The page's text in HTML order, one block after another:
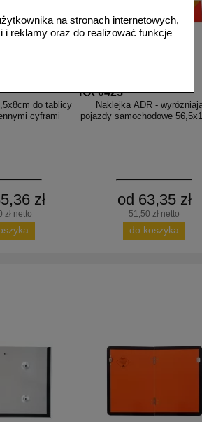
na stronach internetowych,
reklamy oraz do realizować funkcje
do tablicy
cyframi
zł
zł netto
KX 0423
Naklejka ADR -
pojazdy samochodowe
od 63,35 zł
51,50 zł netto
do koszyka